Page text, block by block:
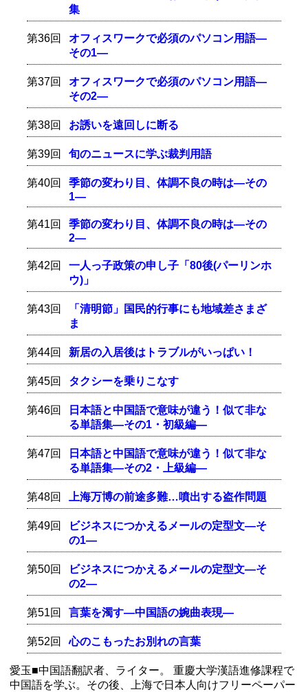
集
第36回
オフィスワークで必須のパソコン用語―
その1―
第37回
オフィスワークで必須のパソコン用語―
その2―
第38回 お誘いを遠回しに断る
第39回 旬のニュースに学ぶ裁判用語
第40回
季節の変わり目、体調不良の時は―その
1―
第41回
季節の変わり目、体調不良の時は―その
2―
第42回
一人っ子政策の申し子「80後(パーリンホ
ウ)」
第43回
「清明節」国民的行事にも地域差さまざ
ま
第44回 新居の入居後はトラブルがいっぱい！
第45回 タクシーを乗りこなす
第46回
日本語と中国語で意味が違う！似て非な
る単語集―その1・初級編―
第47回
日本語と中国語で意味が違う！似て非な
る単語集―その2・上級編―
第48回 上海万博の前途多難…噴出する盗作問題
第49回
ビジネスにつかえるメールの定型文―そ
の1―
第50回
ビジネスにつかえるメールの定型文―そ
の2―
第51回 言葉を濁す―中国語の婉曲表現―
第52回 心のこもったお別れの言葉
愛玉■中国語翻訳者、ライター。 重慶大学漢語進修課程で
中国語を学ぶ。その後、上海で日本人向けフリーペーパー